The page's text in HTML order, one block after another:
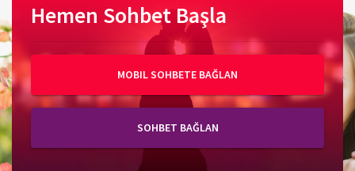
Hemen Sohbet Başla
MOBIL SOHBETE BAĞLAN
SOHBET BAĞLAN